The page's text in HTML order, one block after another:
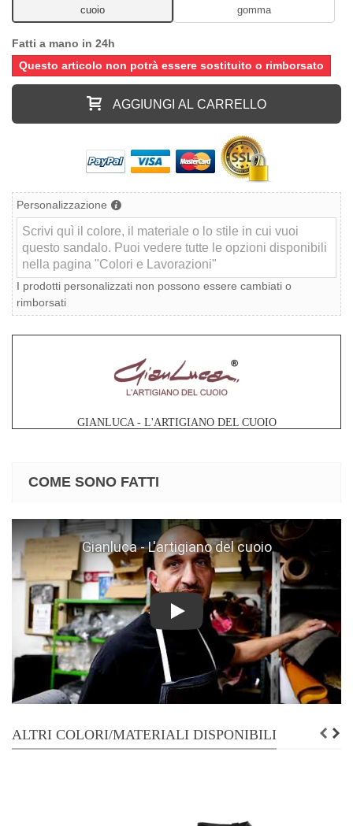
cuoio gomma
Fatti a mano in 24h
Questo articolo non potrà essere sostituito o rimborsato
AGGIUNGI AL CARRELLO
Personalizzazione
I prodotti personalizzati non possono essere cambiati o
rimborsati
GIANLUCA - L'ARTIGIANO DEL CUOIO
COME SONO FATTI
Play
ALTRI COLORI/MATERIALI DISPONIBILI